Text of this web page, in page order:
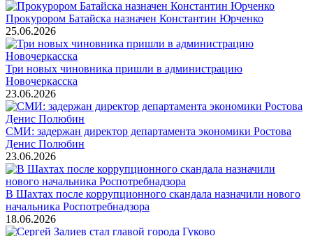
Прокурором Батайска назначен Константин Юрченко
25.06.2026
Три новых чиновника пришли в администрацию
Новочеркасска
23.06.2026
СМИ: задержан директор департамента экономики Ростова
Денис Полюбин
23.06.2026
В Шахтах после коррупционного скандала назначили нового
начальника Роспотребнадзора
18.06.2026